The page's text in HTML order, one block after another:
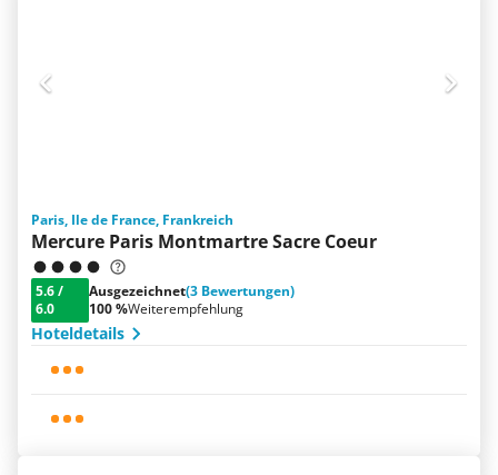
Paris, Ile de France, Frankreich
Mercure Paris Montmartre Sacre Coeur
5.6/
6.0
Ausgezeichnet(3 Bewertungen)
100 %Weiterempfehlung
Hoteldetails